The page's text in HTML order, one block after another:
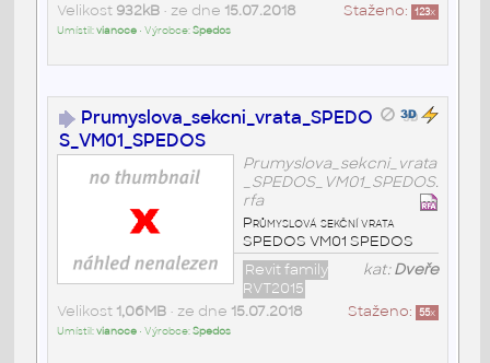
Staženo: 123x
Velikost 932kB• ze dne 15.07.2018
Umístil:vianoce• Výrobce:Spedos
Prumyslova_sekcni_vrata_SPEDO
S_VM01_SPEDOS
Prumyslova_sekcni_vrata
_SPEDOS_VM01_SPEDOS.
rfa
Průmyslová sekční vrata
SPEDOS VM01 SPEDOS
kat:Dveře
Revit family
RVT2015
Staženo: 55x
Velikost 1,06MB• ze dne 15.07.2018
Umístil:vianoce• Výrobce:Spedos